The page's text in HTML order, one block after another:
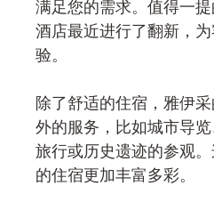
满足您的需求。值得一
酒店最近进行了翻新，
验。
除了舒适的住宿，雅伊
外的服务，比如城市导
旅行或历史遗迹的参观
的住宿更加丰富多彩。